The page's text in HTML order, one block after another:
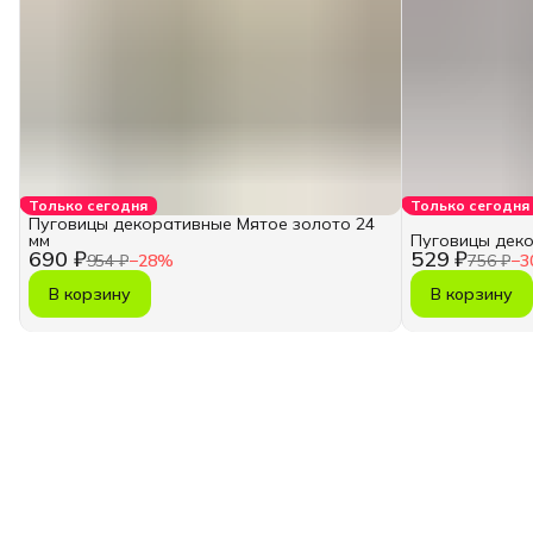
Только сегодня
690 ₽954 ₽−28%
Пуговицы декоративные Мятое золото 24
мм
В корзину
Только сегодня
529 ₽756 ₽−
Пуговицы
В корзину